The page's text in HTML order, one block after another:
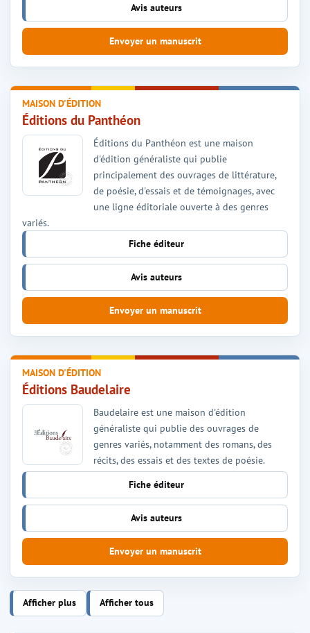
MAISON D'ÉDITION
Éditions Baudelaire
Baudelaire est une maison d'édition
généraliste qui publie des ouvrages de
genres variés, notamment des romans, des
récits, des essais et des textes de poésie.
Fiche éditeur
Avis auteurs
Envoyer un manuscrit
Avis auteurs
Envoyer un manuscrit
MAISON D'ÉDITION
Éditions du Panthéon
Éditions du Panthéon est une maison
d'édition généraliste qui publie
principalement des ouvrages de littérature,
de poésie, d'essais et de témoignages, avec
une ligne éditoriale ouverte à des genres
variés.
Fiche éditeur
Avis auteurs
Envoyer un manuscrit
Afficher plus Afficher tous